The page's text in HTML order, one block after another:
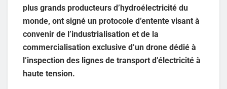
plus grands producteurs d’hydroélectricité du
monde, ont signé un protocole d’entente visant à
convenir de l’industrialisation et de la
commercialisation exclusive d’un drone dédié à
l’inspection des lignes de transport d’électricité à
haute tension.